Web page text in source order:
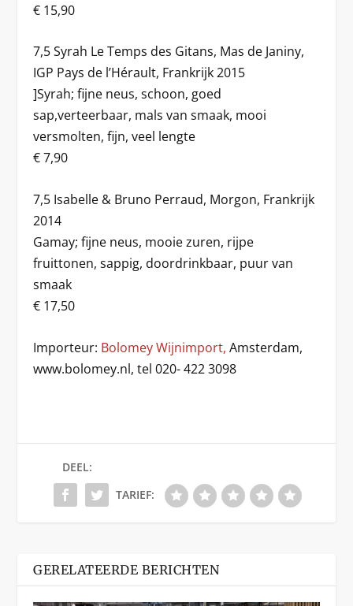
€ 15,90
7,5 Syrah Le Temps des Gitans, Mas de Janiny,
IGP Pays de l’Hérault, Frankrijk 2015
]Syrah; fijne neus, schoon, goed
sap,verteerbaar, mals van smaak, mooi
versmolten, fijn, veel lengte
€ 7,90
7,5 Isabelle & Bruno Perraud, Morgon, Frankrijk
2014
Gamay; fijne neus, mooie zuren, rijpe
fruittonen, sappig, doordrinkbaar, puur van
smaak
€ 17,50
Importeur: Bolomey Wijnimport, Amsterdam,
www.bolomey.nl, tel 020- 422 3098
DEEL:
TARIEF:
GERELATEERDE BERICHTEN